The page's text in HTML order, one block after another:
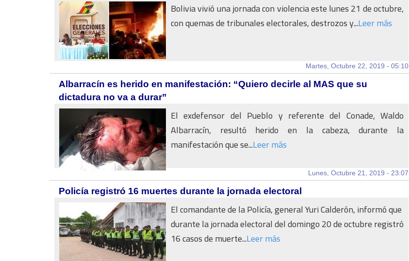
Bolivia vivió una jornada con violencia este lunes 21 de octubre,
con quemas de tribunales electorales, destrozos y...Leer más
Martes, Octubre 22, 2019 - 05:10
Albarracín es herido en manifestación: “Quiero decirle al MAS que su
dictadura no va a durar”
El exdefensor del Pueblo y referente del Conade, Waldo
Albarracín, resultó herido en la cabeza, durante la
manifestación que se...Leer más
Lunes, Octubre 21, 2019 - 23:07
Policía registró 16 muertes durante la jornada electoral
El comandante de la Policía, general Yuri Calderón, informó que
durante la jornada electoral del domingo 20 de octubre registró
16 casos de muerte...Leer más